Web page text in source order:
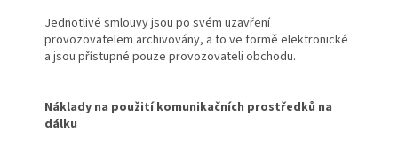
Jednotlivé smlouvy jsou po svém uzavření
provozovatelem archivovány, a to ve formě elektronické
a jsou přístupné pouze provozovateli obchodu.
Náklady na použití komunikačních prostředků na
dálku